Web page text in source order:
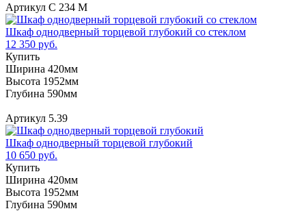
Артикул С 234 М
Шкаф однодверный торцевой глубокий со стеклом
12 350 руб.
Купить
Ширина 420мм
Высота 1952мм
Глубина 590мм
Артикул 5.39
Шкаф однодверный торцевой глубокий
10 650 руб.
Купить
Ширина 420мм
Высота 1952мм
Глубина 590мм